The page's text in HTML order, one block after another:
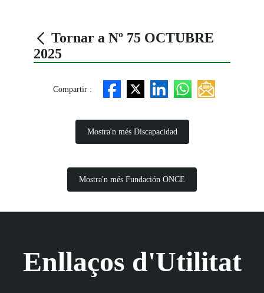
Tornar a Nº 75 OCTUBRE
2025
Compartir :
Mostra'n més Discapacidad
Mostra'n més Fundación ONCE
Enllaços d'Utilitat